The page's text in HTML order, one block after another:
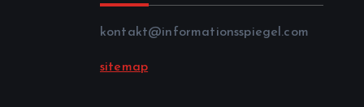
kontakt@informationsspiegel.com
sitemap